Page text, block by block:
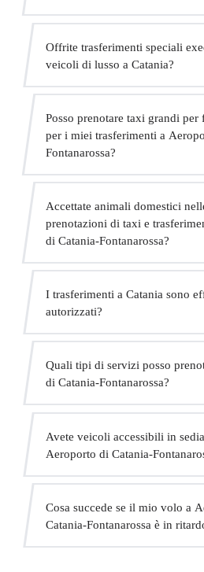
1, 2 e 3) completamente gratuiti.
Offrite trasferimenti speciali
veicoli di lusso a Catania?
Mercedes di alta gamma, un autista
extra come acqua e WiFi a bordo.
Posso prenotare taxi grandi per
per i miei trasferimenti a
Fontanarossa?
minibus per fino a 16 passeggeri per
Accettate animali domestici
prenotazioni di taxi e
di Catania-Fontanarossa?
Chiediamo di indicarlo al momento
I trasferimenti a Catania sono
autorizzati?
assicurazione professionale e veicoli
Quali tipi di servizi posso
di Catania-Fontanarossa?
e trasporto di gruppo.
Avete veicoli accessibili in
Aeroporto di Catania-
ridotta. Indicate questo al momento
Cosa succede se il mio volo a
Catania-Fontanarossa è in